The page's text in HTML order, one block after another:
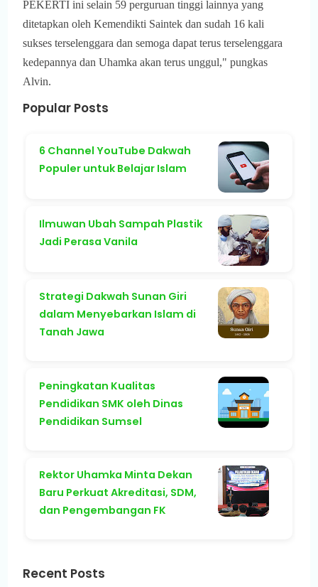
PEKERTI ini selain 59 perguruan tinggi lainnya yang
ditetapkan oleh Kemendikti Saintek dan sudah 16 kali
sukses terselenggara dan semoga dapat terus terselenggara
kedepannya dan Uhamka akan terus unggul," pungkas
Alvin.
Popular Posts
6 Channel YouTube Dakwah
Populer untuk Belajar Islam
Ilmuwan Ubah Sampah Plastik
Jadi Perasa Vanila
Strategi Dakwah Sunan Giri
dalam Menyebarkan Islam di
Tanah Jawa
Peningkatan Kualitas
Pendidikan SMK oleh Dinas
Pendidikan Sumsel
Rektor Uhamka Minta Dekan
Baru Perkuat Akreditasi, SDM,
dan Pengembangan FK
Recent Posts